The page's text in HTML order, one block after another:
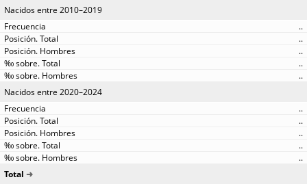
Nacidos entre 2010–2019
..
..
..
..
..
Nacidos entre 2020–2024
..
..
..
..
..
Total